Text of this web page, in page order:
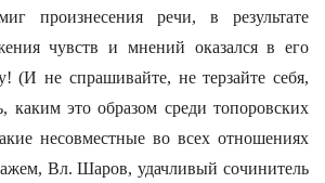
произнесения речи, в результате
чувств и мнений оказался в его
(И не спрашивайте, не терзайте себя,
каким это образом среди топоровских
несовместные во всех отношениях
Вл. Шаров, удачливый сочинитель